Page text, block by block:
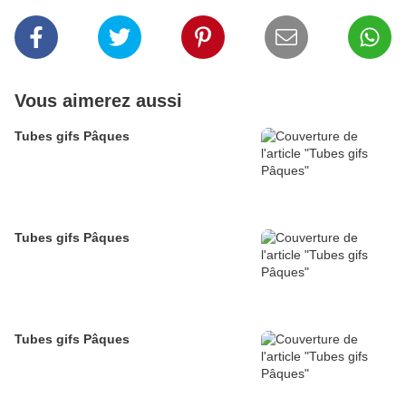
Vous aimerez aussi
Tubes gifs Pâques
Tubes gifs Pâques
Tubes gifs Pâques